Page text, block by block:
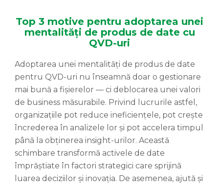
Top 3 motive pentru adoptarea unei
mentalități de produs de date cu
QVD-uri
Adoptarea unei mentalități de produs de date
pentru QVD-uri nu înseamnă doar o gestionare
mai bună a fișierelor — ci deblocarea unei valori
de business măsurabile. Privind lucrurile astfel,
organizațiile pot reduce ineficiențele, pot crește
încrederea în analizele lor și pot accelera timpul
până la obținerea insight-urilor. Această
schimbare transformă activele de date
împrăștiate în factori strategici care sprijină
luarea deciziilor și inovația. De asemenea, ajută și